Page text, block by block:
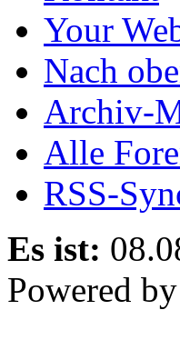
Your
Nach
Archiv-
Alle
RSS-
Es ist:
Powered by